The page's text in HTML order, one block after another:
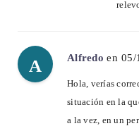
A Alfredo en 05/
Hola, verías
situación en la
a la vez, en un